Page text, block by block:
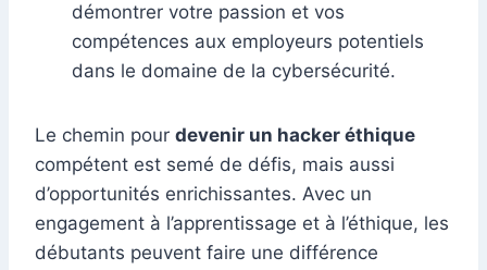
démontrer votre passion et vos
compétences aux employeurs potentiels
dans le domaine de la cybersécurité.
Le chemin pour devenir un hacker éthique
compétent est semé de défis, mais aussi
d’opportunités enrichissantes. Avec un
engagement à l’apprentissage et à l’éthique, les
débutants peuvent faire une différence